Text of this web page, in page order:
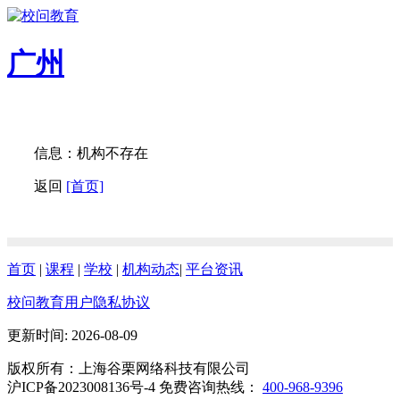
广州
信息：机构不存在
返回 [首页]
首页 | 课程 | 学校 | 机构动态| 平台资讯
校问教育用户隐私协议
更新时间: 2026-08-09
版权所有：上海谷栗网络科技有限公司
沪ICP备2023008136号-4 免费咨询热线： 400-968-9396